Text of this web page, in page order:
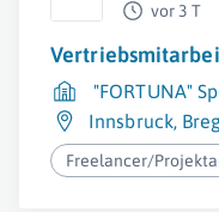
vor 3 T
"FORTUNA"
Innsbruck,
Freelancer/